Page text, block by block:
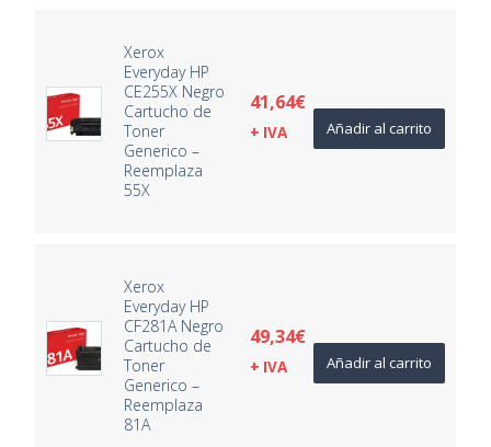
Xerox
Everyday HP
CE255X Negro
Cartucho de
Toner
Generico –
Reemplaza
55X
41,64€
+ IVA Añadir al carrito
Xerox
Everyday HP
CF281A Negro
Cartucho de
Toner
Generico –
Reemplaza
81A
49,34€
+ IVA Añadir al carrito